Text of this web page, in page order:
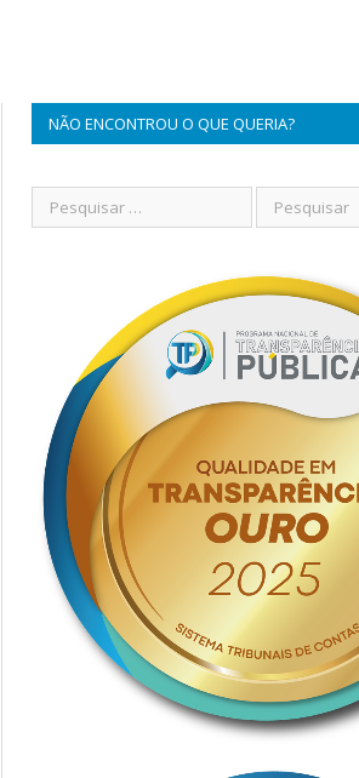
NÃO ENCONTROU O QUE QUERIA?